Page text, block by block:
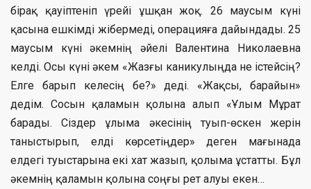
бірақ қауіптеніп үрейі ұшқан жоқ. 26 маусым күні
қасына ешкімді жібермеді, операцияға дайындады. 25
маусым күні әкемнің әйелі Валентина Николаевна
келді. Осы күні әкем «Жазғы каникулыңда не істейсің?
Елге барып келесің бе?» деді. «Жақсы, барайын»
дедім. Сосын қаламын қолына алып «Ұлым Мұрат
барады. Сіздер ұлыма әкесінің туып-өскен жерін
таныстырып, елді көрсетіңдер» деген мағынада
елдегі туыстарына екі хат жазып, қолыма ұстатты. Бұл
әкемнің қаламын қолына соңғы рет алуы екен…